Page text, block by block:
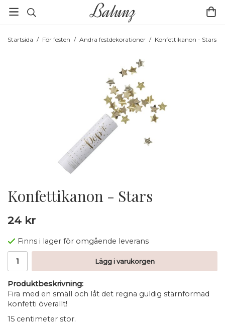
Startsida / För festen / Andra festdekorationer / Konfettikanon - Stars
Konfettikanon - Stars
24 kr
Finns i lager för omgående leverans
Lägg i varukorgen
Produktbeskrivning:
Fira med en smäll och låt det regna guldig stärnformad
konfetti överallt!
15 centimeter stor.